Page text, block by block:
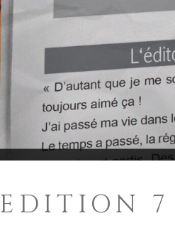
EDITION 7